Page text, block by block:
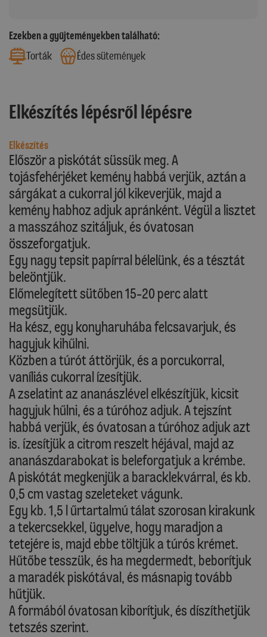
Ezekben a gyűjteményekben található:
Torták
Édes sütemények
Elkészítés lépésről lépésre
Elkészítés
Először a piskótát süssük meg. A
tojásfehérjéket kemény habbá verjük, aztán a
sárgákat a cukorral jól kikeverjük, majd a
kemény habhoz adjuk apránként. Végül a lisztet
a masszához szitáljuk, és óvatosan
összeforgatjuk.
Egy nagy tepsit papírral bélelünk, és a tésztát
beleöntjük.
Előmelegített sütőben 15-20 perc alatt
megsütjük.
Ha kész, egy konyharuhába felcsavarjuk, és
hagyjuk kihűlni.
Közben a túrót áttörjük, és a porcukorral,
vaníliás cukorral ízesítjük.
A zselatint az ananászlével elkészítjük, kicsit
hagyjuk hűlni, és a túróhoz adjuk. A tejszínt
habbá verjük, és óvatosan a túróhoz adjuk azt
is. Ízesítjük a citrom reszelt héjával, majd az
ananászdarabokat is beleforgatjuk a krémbe.
A piskótát megkenjük a baracklekvárral, és kb.
0,5 cm vastag szeleteket vágunk.
Egy kb. 1,5 l űrtartalmú tálat szorosan kirakunk
a tekercsekkel, ügyelve, hogy maradjon a
tetejére is, majd ebbe töltjük a túrós krémet.
Hűtőbe tesszük, és ha megdermedt, beborítjuk
a maradék piskótával, és másnapig tovább
hűtjük.
A formából óvatosan kiborítjuk, és díszíthetjük
tetszés szerint.